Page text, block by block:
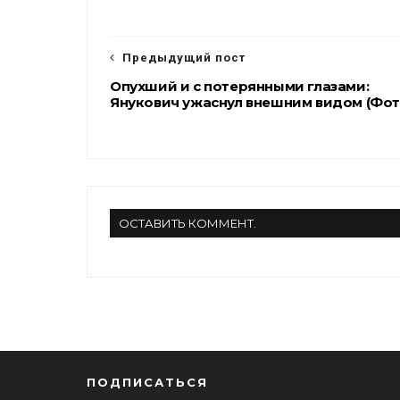
Предыдущий пост
Опухший и с потерянными глазами:
Янукович ужаснул внешним видом
ОСТАВИТЬ КОММЕНТ.
ПОДПИСАТЬСЯ